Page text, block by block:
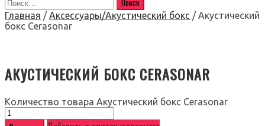
Главная / Аксессуары/Акустический бокс / Акустический
бокс Cerasonar
АКУСТИЧЕСКИЙ БОКС CERASONAR
Количество товара Акустический бокс Cerasonar